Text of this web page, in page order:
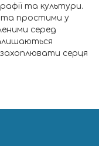
та культури.
та простими у
серед
серця